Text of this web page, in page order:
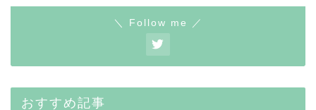
＼ Follow me ／
おすすめ記事